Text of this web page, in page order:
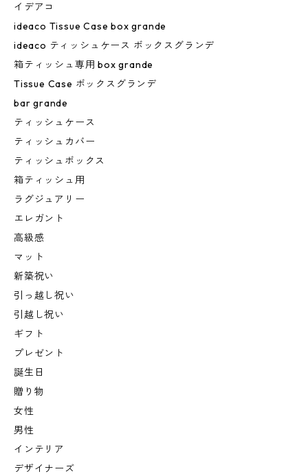
イデアコ
ideaco Tissue Case box grande
ideaco ティッシュケース ボックスグランデ
箱ティッシュ専用 box grande
Tissue Case ボックスグランデ
bar grande
ティッシュケース
ティッシュカバー
ティッシュボックス
箱ティッシュ用
ラグジュアリー
エレガント
高級感
マット
新築祝い
引っ越し祝い
引越し祝い
ギフト
プレゼント
誕生日
贈り物
女性
男性
インテリア
デザイナーズ